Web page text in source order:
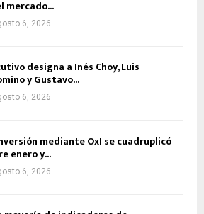
mercado...
6, 2026
designa a Inés Choy, Luis
y Gustavo...
6, 2026
mediante OxI se cuadruplicó
enero y...
6, 2026